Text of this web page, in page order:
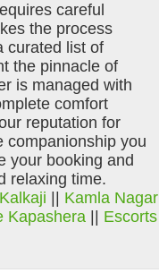
careful
the process
curated list of
the pinnacle of
is managed with
comfort
reputation for
companionship you
your booking and
relaxing time.
Kamla Nagar
Kapashera
Escorts